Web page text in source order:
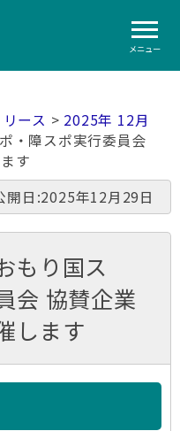
メニュー
ース > 2025年 12月
・障スポ実行委員会
す
開日:2025年12月29日
もり国ス
会 協賛企業
します